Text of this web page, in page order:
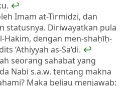
↩
Imam at-Tirmidzi, dan
statusnya. Diriwayatkan pula
Hakim, dengan men-shaḥīḥ-
‘Athiyyah as-Sa‘di. ↩
seorang sahabat yang
Nabi s.a.w. tentang makna
Maka beliau menjawab: